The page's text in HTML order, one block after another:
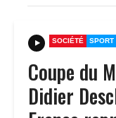
SOCIÉTÉ SPORT
Coupe du
Didier